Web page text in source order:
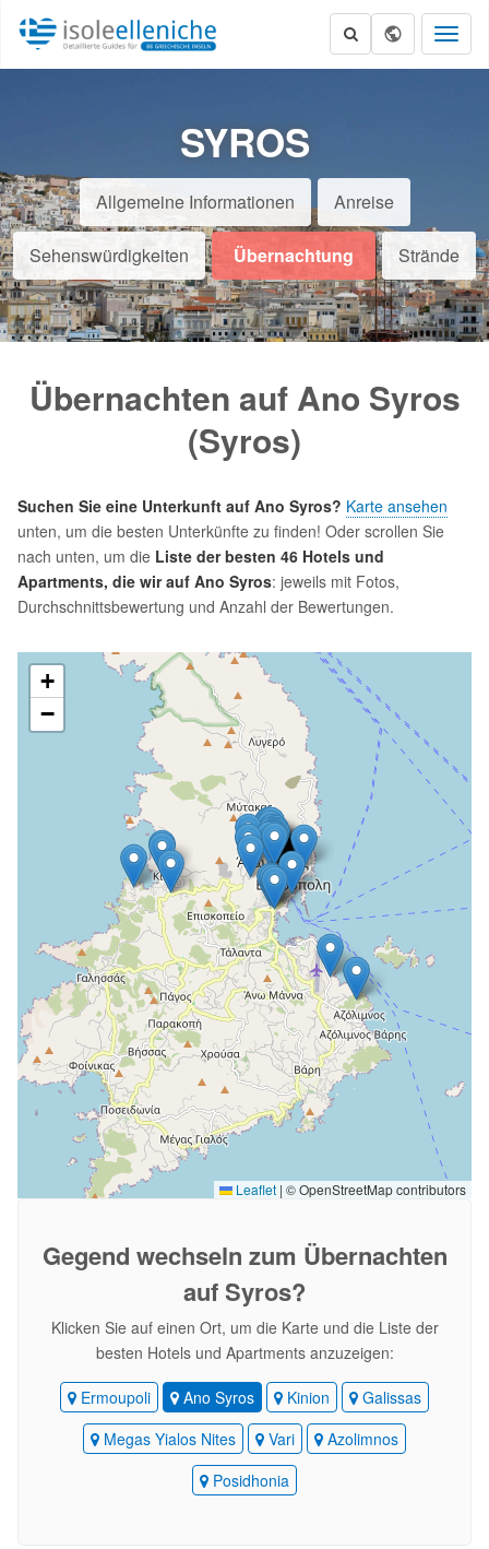
SYROS
Allgemeine Informationen Anreise
Sehenswürdigkeiten Übernachtung Strände
Übernachten auf Ano Syros
(Syros)
Suchen Sie eine Unterkunft auf Ano Syros? Karte ansehen
unten, um die besten Unterkünfte zu finden! Oder scrollen Sie
nach unten, um die Liste der besten 46 Hotels und
Apartments, die wir auf Ano Syros: jeweils mit Fotos,
Durchschnittsbewertung und Anzahl der Bewertungen.
+
−
Leaflet | © OpenStreetMap contributors
Gegend wechseln zum Übernachten
auf Syros?
Klicken Sie auf einen Ort, um die Karte und die Liste der
besten Hotels und Apartments anzuzeigen:
Ermoupoli Ano Syros Kinion
Galissas
Megas Yialos Nites
Vari
Azolimnos
Posidhonia